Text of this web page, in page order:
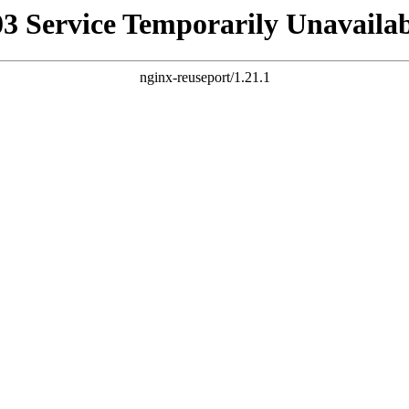
Service Temporarily
nginx-reuseport/1.21.1